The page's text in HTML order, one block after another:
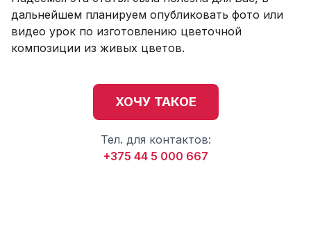
дальнейшем планируем опубликовать фото или
видео урок по изготовлению цветочной
композиции из живых цветов.
ХОЧУ ТАКОЕ
Тел. для контактов:
+375 44 5 000 667